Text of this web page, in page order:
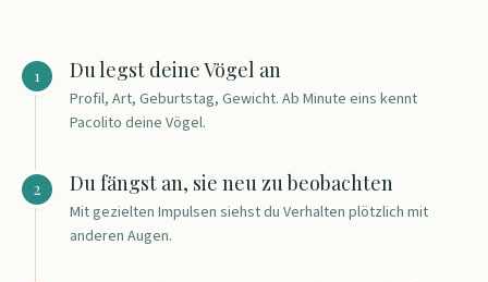
1 Du legst deine Vögel an
Profil, Art, Geburtstag, Gewicht. Ab Minute eins kennt
Pacolito deine Vögel.
2 Du fängst an, sie neu zu beobachten
Mit gezielten Impulsen siehst du Verhalten plötzlich mit
anderen Augen.